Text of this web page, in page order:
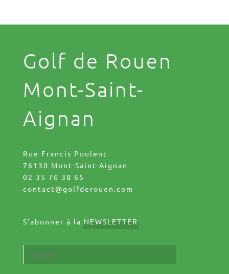
Golf de Rouen
Mont-Saint-
Aignan
Rue Francis Poulenc
76130 Mont-Saint-Aignan
02 35 76 38 65
contact@golfderouen.com
S'abonner à la NEWSLETTER